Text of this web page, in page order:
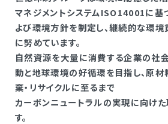
マネジメントシステムISO14001に基
よび環境方針を制定し、継続的な環
に努めています。
自然資源を大量に消費する企業の社
動と地球環境の好循環を目指し、原材
棄・リサイクルに至るまで
カーボンニュートラルの実現に向けた
す。